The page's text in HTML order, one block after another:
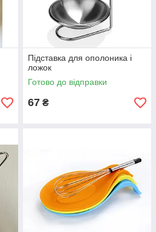
Підставка для ополоника і
ложок
Готово до відправки
67 ₴